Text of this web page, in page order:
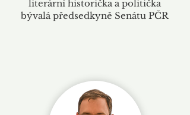
literární historička a politička
bývalá předsedkyně Senátu PČR